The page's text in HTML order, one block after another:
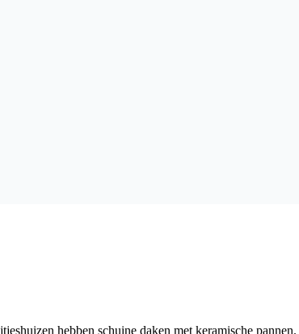
hebben schuine daken met keramische